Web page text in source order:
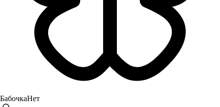
БабочкаНет